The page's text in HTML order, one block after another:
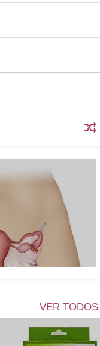
VER TODOS